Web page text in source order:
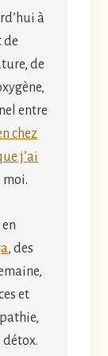
à
de
de
entre
chez
j’ai
moi.
, des
et
détox.